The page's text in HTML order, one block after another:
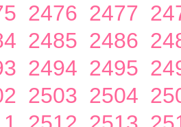
2476 2477
2485 2486
2494 2495
2503 2504